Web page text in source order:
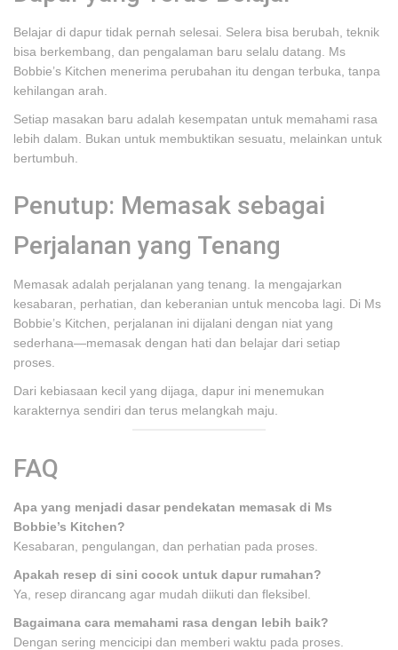
Belajar di dapur tidak pernah selesai. Selera bisa berubah, teknik
bisa berkembang, dan pengalaman baru selalu datang. Ms
Bobbie’s Kitchen menerima perubahan itu dengan terbuka, tanpa
kehilangan arah.
Setiap masakan baru adalah kesempatan untuk memahami rasa
lebih dalam. Bukan untuk membuktikan sesuatu, melainkan untuk
bertumbuh.
Penutup: Memasak sebagai
Perjalanan yang Tenang
Memasak adalah perjalanan yang tenang. Ia mengajarkan
kesabaran, perhatian, dan keberanian untuk mencoba lagi. Di Ms
Bobbie’s Kitchen, perjalanan ini dijalani dengan niat yang
sederhana—memasak dengan hati dan belajar dari setiap
proses.
Dari kebiasaan kecil yang dijaga, dapur ini menemukan
karakternya sendiri dan terus melangkah maju.
FAQ
Apa yang menjadi dasar pendekatan memasak di Ms
Bobbie’s Kitchen?
Kesabaran, pengulangan, dan perhatian pada proses.
Apakah resep di sini cocok untuk dapur rumahan?
Ya, resep dirancang agar mudah diikuti dan fleksibel.
Bagaimana cara memahami rasa dengan lebih baik?
Dengan sering mencicipi dan memberi waktu pada proses.